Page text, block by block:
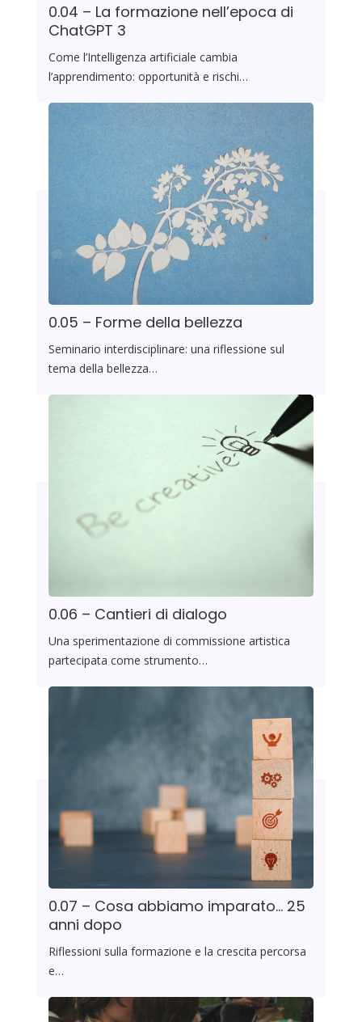
0.04 – La formazione nell’epoca di
ChatGPT 3
Come l’Intelligenza artificiale cambia
l’apprendimento: opportunità e rischi…
0.05 – Forme della bellezza
Seminario interdisciplinare: una riflessione sul
tema della bellezza…
0.06 – Cantieri di dialogo
Una sperimentazione di commissione artistica
partecipata come strumento…
0.07 – Cosa abbiamo imparato… 25
anni dopo
Riflessioni sulla formazione e la crescita percorsa
e…